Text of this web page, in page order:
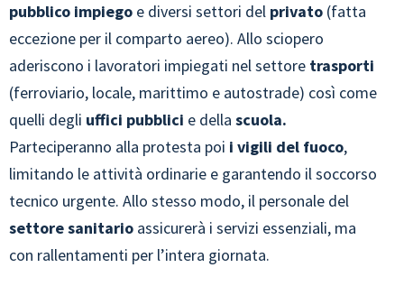
pubblico impiego e diversi settori del privato (fatta
eccezione per il comparto aereo). Allo sciopero
aderiscono i lavoratori impiegati nel settore trasporti
(ferroviario, locale, marittimo e autostrade) così come
quelli degli uffici pubblici e della scuola.
Parteciperanno alla protesta poi i vigili del fuoco,
limitando le attività ordinarie e garantendo il soccorso
tecnico urgente. Allo stesso modo, il personale del
settore sanitario assicurerà i servizi essenziali, ma
con rallentamenti per l’intera giornata.